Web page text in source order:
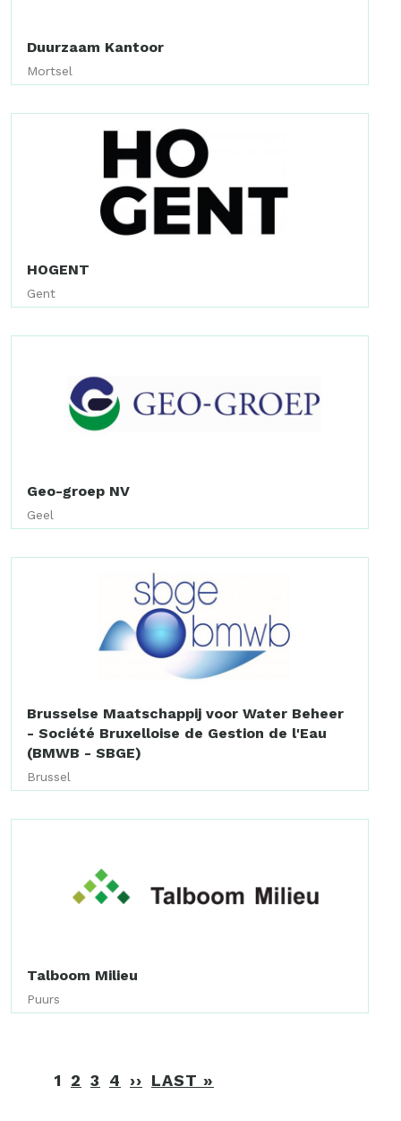
Duurzaam Kantoor
Mortsel
HOGENT
Gent
Geo-groep NV
Geel
Brusselse Maatschappij voor Water Beheer
- Société Bruxelloise de Gestion de l'Eau
(BMWB - SBGE)
Brussel
Talboom Milieu
Puurs
Paginering
1 2 3 4 ›› VOLGENDE
LAST »